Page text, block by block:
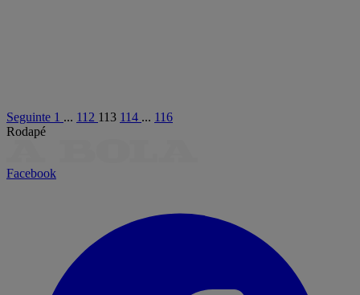
Seguinte 1 ... 112 113 114 ... 116
Rodapé
Facebook